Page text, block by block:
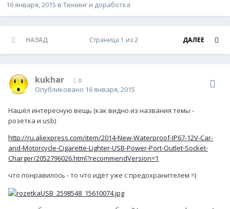
16 января, 2015 в Тюнинг и доработка
НАЗАД ДАЛЕЕ
Страница 1 из 2
kukhar 0
Опубликовано 16 января, 2015
Нашёл интересную вещь (как видно из названия темы -
розетка и usb)
http://ru.aliexpress.com/item/2014-New-Waterproof-IP67-12V-Car-
and-Motorcycle-Cigarette-Lighter-USB-Power-Port-Outlet-Socket-
Charger/2052796026.html?recommendVersion=1
что понравилось - то что идёт уже с предохранителем =)